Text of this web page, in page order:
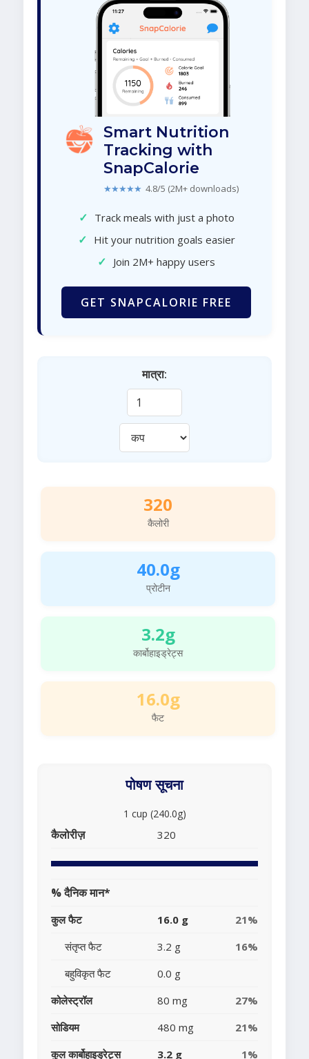
Smart Nutrition
Tracking with
SnapCalorie
★★★★★ 4.8/5 (2M+ downloads)
✓ Track meals with just a photo
✓ Hit your nutrition goals easier
✓ Join 2M+ happy users
GET SNAPCALORIE FREE
मात्रा:
320
कैलोरी
40.0g
प्रोटीन
3.2g
कार्बोहाइड्रेट्स
16.0g
फैट
पोषण सूचना
1 cup (240.0g)
कैलोरीज़ 320
% दैनिक मान*
कुल फैट 16.0 g
21%
संतृप्त फैट
3.2 g
16%
बहुविकृत फैट
0.0 g
कोलेस्ट्रॉल
80 mg
27%
सोडियम
480 mg
21%
कुल कार्बोहाइड्रेट्स
3.2 g 1%